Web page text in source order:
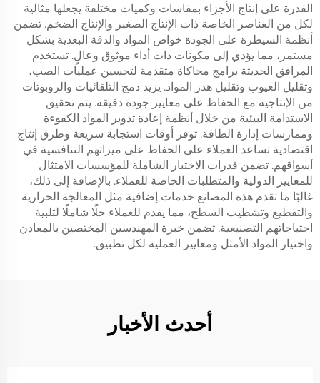
القدرة على إنتاج الأجزاء بمقاسات وكميات مختلفة يجعلها مثالية
لكل من العناصر الخاصة ذات الإنتاج الصغير والإنتاج الضخم. تضمن
أنظمة السيطرة على الجودة خواص المواد والدقة البعدية بشكل
مستمر، مما يؤدي إلى مكونات ذات أداء موثوق وعالٍ. تستخدم
المرافق الحديثة برامج محاكاة متقدمة لتحسين عمليات الصب،
وتقليل العيوب وتقليل هدر المواد. يزيد دمج التلقائيات والروبوتات
من الإنتاجية مع الحفاظ على معايير جودة دقيقة. يتم تحقيق
الاستدامة البيئية من خلال أنظمة إعادة تدوير المواد الكفوءة
وممارسات إدارة الطاقة. توفر أوقات استجابة سريعة وطرق إنتاج
اقتصادية تساعد العملاء على الحفاظ على ميزاتهم التنافسية في
أسواقهم. تضمن قدرات الاختبار الشاملة للمؤسسات الامتثال
للمعايير الدولية والمتطلبات الخاصة للعملاء. بالإضافة إلى ذلك،
غالبًا ما تقدم هذه المصانع خدمات إضافية مثل المعالجة الحرارية
والتقطيع وتشطيب السطح، مما يقدم للعملاء حلًا شاملًا لتلبية
احتياجاتهم التصنيعية. تضمن خبرة المهندسين المختصين بالمعادن
واختيار المواد الأمثل ومعايير العملية لكل تطبيق.
أحدث الأخبار